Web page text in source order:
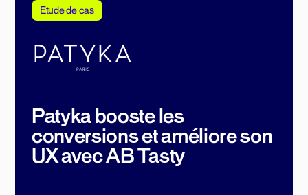
Etude de cas
Patyka booste les
conversions et améliore son
UX avec AB Tasty